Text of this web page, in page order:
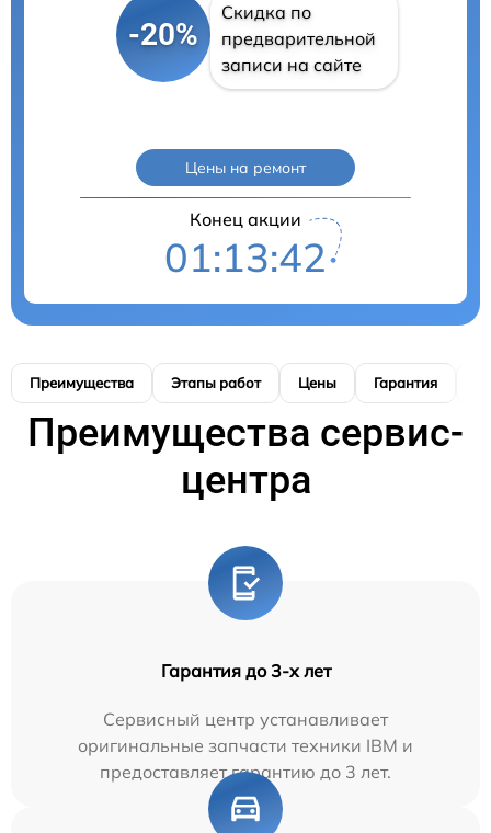
-20%
Скидка по
предварительной
записи на сайте
Цены на ремонт
Конец акции
01:13:41
Преимущества Этапы работ Цены Гарантия
Преимущества сервис-
центра
Гарантия до 3-х лет
Сервисный центр устанавливает
оригинальные запчасти техники IBM и
предоставляет гарантию до 3 лет.